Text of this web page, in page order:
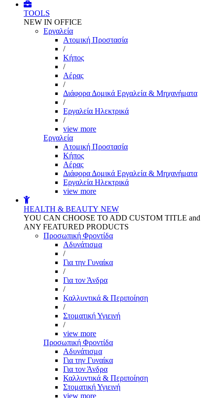
TOOLS
NEW IN OFFICE
Εργαλεία
Aτομική Προστασία
/
Kήπος
/
Αέρας
/
Διάφορα Δομικά Εργαλεία & Μηχανήματα
/
Εργαλεία Ηλεκτρικά
/
view more
Εργαλεία
Aτομική Προστασία
Kήπος
Αέρας
Διάφορα Δομικά Εργαλεία & Μηχανήματα
Εργαλεία Ηλεκτρικά
view more
HEALTH & BEAUTY NEW
YOU CAN CHOOSE TO ADD CUSTOM TITLE and
ANY FEATURED PRODUCTS
Προσωπική Φροντίδα
Αδυνάτισμα
/
Για την Γυναίκα
/
Για τον Άνδρα
/
Καλλυντικά & Περιποίηση
/
Στοματική Υγιεινή
/
view more
Προσωπική Φροντίδα
Αδυνάτισμα
Για την Γυναίκα
Για τον Άνδρα
Καλλυντικά & Περιποίηση
Στοματική Υγιεινή
view more